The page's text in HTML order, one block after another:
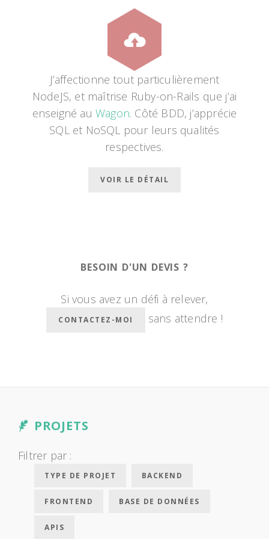
J’affectionne tout particulièrement
NodeJS, et maîtrise Ruby-on-Rails que j’ai
enseigné au Wagon. Côté BDD, j’apprécie
SQL et NoSQL pour leurs qualités
respectives.
VOIR LE DÉTAIL
BESOIN D'UN DEVIS ?
Si vous avez un défi à relever,
CONTACTEZ-MOI sans attendre !
PROJETS
Filtrer par :
TYPE DE PROJET BACKEND
FRONTEND BASE DE DONNÉES
APIS